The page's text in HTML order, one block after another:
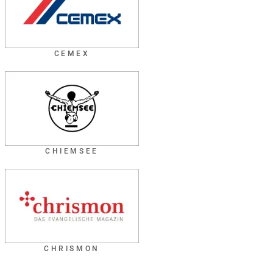
CEMEX
CHIEMSEE
CHRISMON